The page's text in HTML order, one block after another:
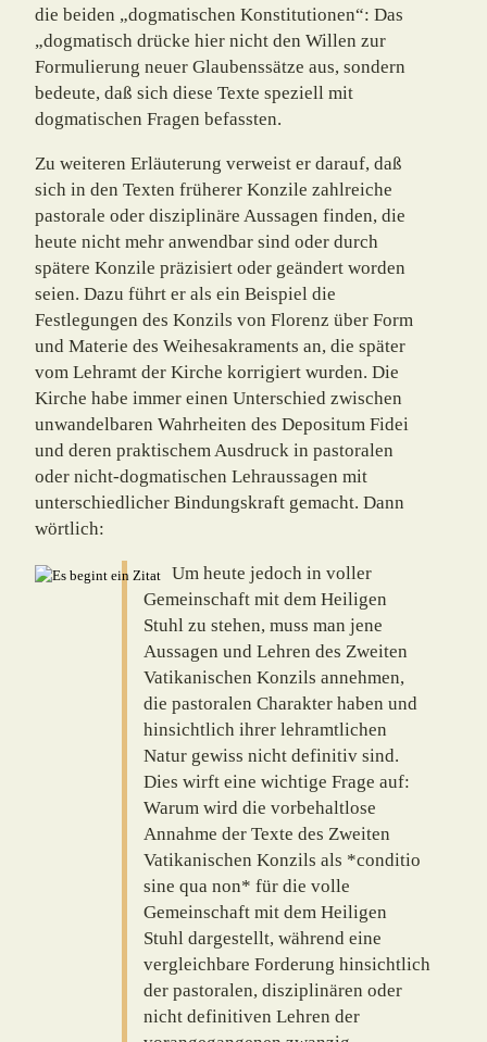
die beiden „dogmatischen Konstitu­ti­onen“: Das
„dogmatisch drücke hier nicht den Willen zur
Formulierung neuer Glaubens­sätze aus, sondern
bedeute, daß sich diese Texte speziell mit
dogmatischen Fragen befass­ten.
Zu weiteren Erläuterung verweist er darauf, daß
sich in den Texten früherer Konzile zahlreiche
pastorale oder disziplinäre Aussagen finden, die
heute nicht mehr anwendbar sind oder durch
spätere Konzile präzisiert oder geändert worden
seien. Dazu führt er als ein Beispiel die
Festlegungen des Konzils von Florenz über Form
und Materie des Weihe­sakraments an, die später
vom Lehramt der Kirche korrigiert wurden. Die
Kirche habe immer einen Unterschied zwischen
unwandelbaren Wahrheiten des Depositum Fidei
und deren praktischem Ausdruck in pastoralen
oder nicht-dogmatischen Lehraussagen mit
unterschiedlicher Bindungskraft gemacht. Dann
wörtlich:
Um heute jedoch in voller
Gemeinschaft mit dem Heiligen
Stuhl zu stehen, muss man jene
Aussagen und Lehren des Zweiten
Vatikanischen Konzils an­nehmen,
die pastoralen Charakter haben und
hinsichtlich ihrer lehramtlichen
Natur gewiss nicht definitiv sind.
Dies wirft eine wichtige Frage auf:
Warum wird die vorbehaltlose
Annahme der Texte des Zweiten
Vatikanischen Konzils als *conditio
sine qua non* für die volle
Gemeinschaft mit dem Heiligen
Stuhl dargestellt, während eine
vergleichbare Forderung hinsichtlich
der pastoralen, disziplinären oder
nicht definitiven Lehren der